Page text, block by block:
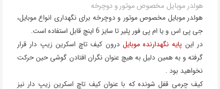
هولدر موبایل مخصوص موتور و دوچرخه
هولدر موبایل مخصوص موتور و دوچرخه برای نگهداری انواع موبایل،
جی پی اس و یا ام پی فور پلیر تا سایز 6 اینچ قابل استفاده است.
در این پایه نگهدارنده موبایل درون کیف تاچ اسکرین زیپ دار قرار
گرفته و به همین دلیل به هیچ عنوان نگران افتادن گوشی حین حرکت
نخواهید بود .
کیف چرمی قفل شونده که با عنوان کیف تاچ اسکرین زیپ دار نیز